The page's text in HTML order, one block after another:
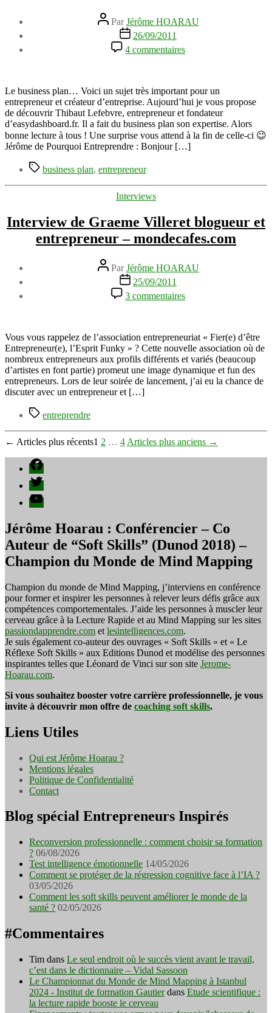
Auteur
de
l’article
ParJérôme HOARAU
Date
de
l’article
26/09/2011
4 commentaires
Interview
Lefebvre
fondateur
d’easydashboard.fr
Le business plan… Voici un sujet très important pour un
entrepreneur et créateur d’entreprise. Aujourd’hui je vous propose
de découvrir Thibaut Lefebvre, entrepreneur et fondateur
d’easydashboard.fr. Il a fait du business plan son expertise. Alors
bonne lecture à tous ! Une surprise vous attend à la fin de celle-ci 😉
Jérôme de Pourquoi Entreprendre : Bonjour […]
Étiquettes
business plan, entrepreneur
Catégories
Interviews
Interview de Graeme Villeret blogueur et
entrepreneur – mondecafes.com
Auteur
de
l’article
ParJérôme HOARAU
Date
de
l’article
25/09/2011
3 commentaires
Interview
Villeret
blogueur
et
entrepreneur
–
Vous vous rappelez de l’association entrepreneuriat « Fier(e) d’être
Entrepreneur(e), l’Esprit Funky » ? Cette nouvelle association où de
nombreux entrepreneurs aux profils différents et variés (beaucoup
d’artistes en font partie) promeut une image dynamique et fun des
entrepreneurs. Lors de leur soirée de lancement, j’ai eu la chance de
discuter avec un entrepreneur et […]
Étiquettes
entreprendre
Pagination
des
publications
← Articles plus récents1 2 … 4 Articles plus anciens →
Facebook
Twitter
YouTube
Jérôme Hoarau : Conférencier – Co
Auteur de “Soft Skills” (Dunod 2018) –
Champion du Monde de Mind Mapping
Champion du monde de Mind Mapping, j’interviens en conférence
pour former et inspirer les personnes à relever leurs défis grâce aux
compétences comportementales. J’aide les personnes à muscler leur
cerveau grâce à la Lecture Rapide et au Mind Mapping sur les sites
passiondapprendre.com et lesintelligences.com.
Je suis également co-auteur des ouvrages « Soft Skills » et « Le
Réflexe Soft Skills » aux Editions Dunod et modélise des personnes
inspirantes telles que Léonard de Vinci sur son site Jerome-
Hoarau.com.
Si vous souhaitez booster votre carrière professionnelle, je vous
invite à découvrir mon offre de coaching soft skills.
Liens Utiles
Qui est Jérôme Hoarau ?
Mentions légales
Politique de Confidentialité
Contact
Blog spécial Entrepreneurs Inspirés
Reconversion professionnelle : comment choisir sa formation
? 06/08/2026
Test intelligence émotionnelle 14/05/2026
Comment se protéger de la régression cognitive face à l’IA ?
03/05/2026
Comment les soft skills peuvent améliorer le monde de la
santé ? 02/05/2026
#Commentaires
Tim dans Le seul endroit où le succès vient avant le travail,
c’est dans le dictionnaire – Vidal Sassoon
Le Championnat du Monde de Mind Mapping à Istanbul
2024 - Institut de formation Gautierdans Etude scientifique :
la lecture rapide booste le cerveau